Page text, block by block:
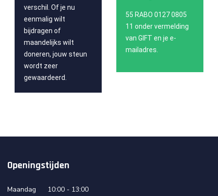
verschil. Of je nu
eenmalig wilt
bijdragen of
maandelijks wilt
doneren, jouw steun
wordt zeer
gewaardeerd.
55 RABO 0127 0805
11 onder vermelding
van GIFT en je e-
mailadres.
Openingstijden
Maandag 10:00 - 13:00